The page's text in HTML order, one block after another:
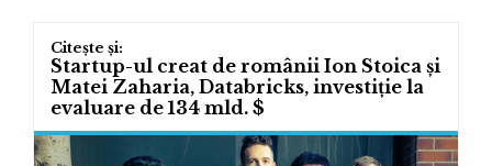
Startup-ul creat de românii Ion Stoica și
Matei Zaharia, Databricks, investiție la
evaluare de 134 mld. $